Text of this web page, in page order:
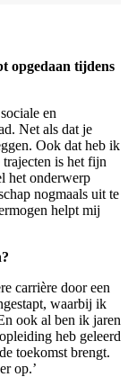
opgedaan tijdens
en
Net als dat je
Ook dat heb ik
is het fijn
het onderwerp
nogmaals uit te
helpt mij
carrière door een
waarbij ik
ook al ben ik jaren
heb geleerd
toekomst brengt.
op.’